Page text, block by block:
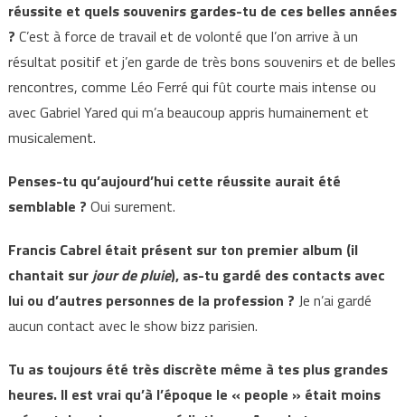
réussite et quels souvenirs gardes-tu de ces belles années
? C’est à force de travail et de volonté que l’on arrive à un
résultat positif et j’en garde de très bons souvenirs et de belles
rencontres, comme Léo Ferré qui fût courte mais intense ou
avec Gabriel Yared qui m’a beaucoup appris humainement et
musicalement.
Penses-tu qu’aujourd’hui cette réussite aurait été
semblable ? Oui surement.
Francis Cabrel était présent sur ton premier album (il
chantait surjour de pluie), as-tu gardé des contacts avec
lui ou d’autres personnes de la profession ? Je n’ai gardé
aucun contact avec le show bizz parisien.
Tu as toujours été très discrète même à tes plus grandes
heures. Il est vrai qu’à l’époque le « people » était moins